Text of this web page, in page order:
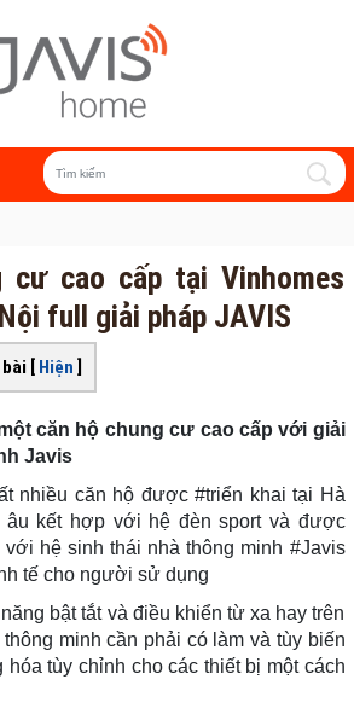
cư cao cấp tại Vinhomes
full giải pháp JAVIS
[ Hiện ]
căn hộ chung cư cao cấp với giải
Javis
nhiều căn hộ được #triển khai tại Hà
âu kết hợp với hệ đèn sport và được
hệ sinh thái nhà thông minh #Javis
tế cho người sử dụng
bật tắt và điều khiển từ xa hay trên
minh cần phải có làm và tùy biến
tùy chỉnh cho các thiết bị một cách